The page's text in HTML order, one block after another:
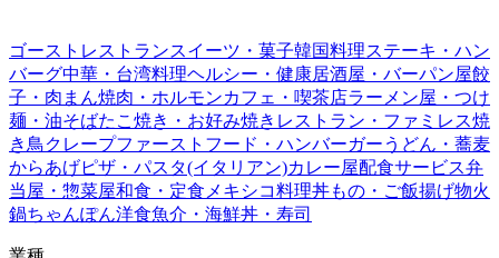
ゴーストレストランスイーツ・菓子韓国料理ステーキ・ハン
バーグ中華・台湾料理ヘルシー・健康居酒屋・バーパン屋餃
子・肉まん焼肉・ホルモンカフェ・喫茶店ラーメン屋・つけ
麺・油そばたこ焼き・お好み焼き レストラン・ファミレス焼
き鳥クレープファーストフード・ハンバーガー うどん・蕎麦
からあげピザ・パスタ(イタリアン)カレー屋配食サービス弁
当屋・惣菜屋和食・定食メキシコ料理丼もの・ご飯揚げ物火
鍋ちゃんぽん洋食魚介・海鮮丼・寿司